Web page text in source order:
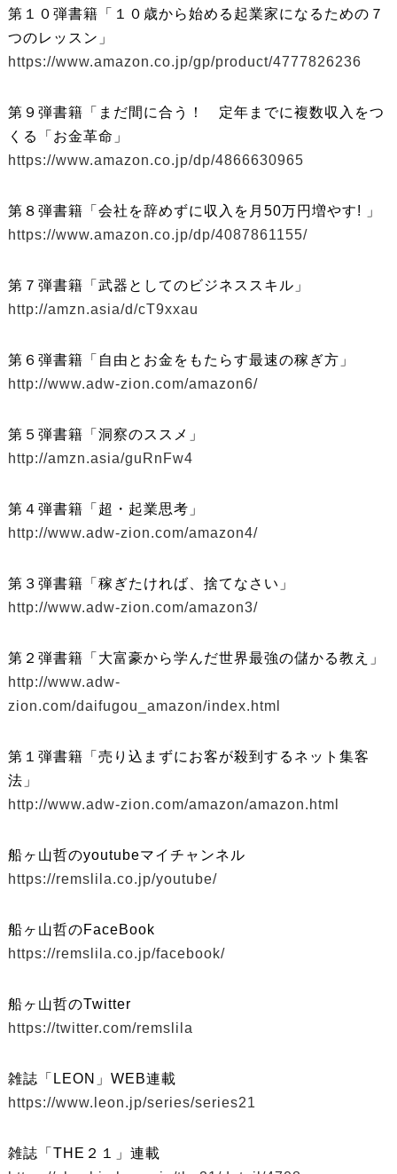
第１０弾書籍「１０歳から始める起業家になるための７
つのレッスン」
https://www.amazon.co.jp/gp/product/4777826236
第９弾書籍「まだ間に合う！ 定年までに複数収入をつ
くる「お金革命」
https://www.amazon.co.jp/dp/4866630965
第８弾書籍「会社を辞めずに収入を月50万円増やす! 」
https://www.amazon.co.jp/dp/4087861155/
第７弾書籍「武器としてのビジネススキル」
http://amzn.asia/d/cT9xxau
第６弾書籍「自由とお金をもたらす最速の稼ぎ方」
http://www.adw-zion.com/amazon6/
第５弾書籍「洞察のススメ」
http://amzn.asia/guRnFw4
第４弾書籍「超・起業思考」
http://www.adw-zion.com/amazon4/
第３弾書籍「稼ぎたければ、捨てなさい」
http://www.adw-zion.com/amazon3/
第２弾書籍「大富豪から学んだ世界最強の儲かる教え」
http://www.adw-
zion.com/daifugou_amazon/index.html
第１弾書籍「売り込まずにお客が殺到するネット集客
法」
http://www.adw-zion.com/amazon/amazon.html
船ヶ山哲のyoutubeマイチャンネル
https://remslila.co.jp/youtube/
船ヶ山哲のFaceBook
https://remslila.co.jp/facebook/
船ヶ山哲のTwitter
https://twitter.com/remslila
雑誌「LEON」WEB連載
https://www.leon.jp/series/series21
雑誌「THE２１」連載